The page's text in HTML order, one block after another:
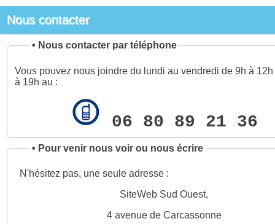
Nous contacter
• Nous contacter par téléphone
Vous pouvez nous joindre du lundi au vendredi de 9h à
à 19h au :
06 80 89 21 36
• Pour venir nous voir ou nous écrire
N'hésitez pas, une seule adresse :
SiteWeb Sud Ouest,
4 avenue de Carcassonne